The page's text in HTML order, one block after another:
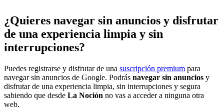
¿Quieres navegar sin anuncios y disfrutar
de una experiencia limpia y sin
interrupciones?
Puedes registrarse y disfrutar de una suscripción premium para
navegar sin anuncios de Google. Podrás navegar sin anuncios y
disfrutar de una experiencia limpia, sin interrupciones y segura
sabiendo que desde La Noción no vas a acceder a ninguna otra
web.